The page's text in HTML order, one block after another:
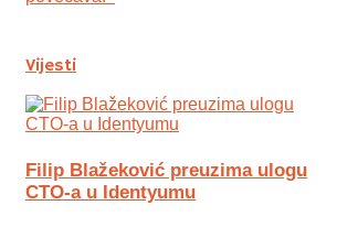
Vijesti
Filip Blažeković preuzima ulogu
CTO-a u Identyumu